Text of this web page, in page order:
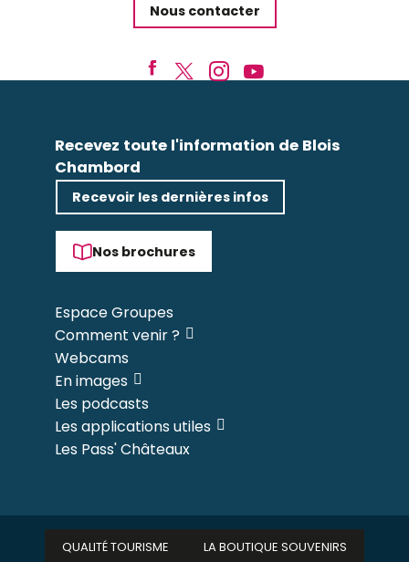
Nous contacter
Recevez toute l'information de Blois
Chambord
Recevoir les dernières infos
Nos brochures
Espace Groupes
Comment venir ?
Webcams
En images
Les podcasts
Les applications utiles
Les Pass' Châteaux
QUALITÉ TOURISME LA BOUTIQUE SOUVENIRS